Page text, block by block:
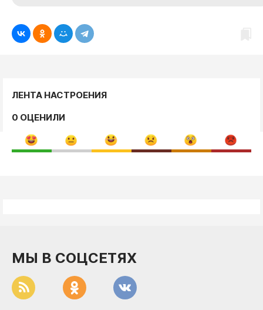
ЛЕНТА НАСТРОЕНИЯ
0 ОЦЕНИЛИ
МЫ В СОЦСЕТЯХ